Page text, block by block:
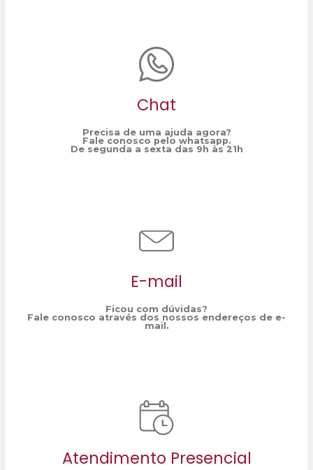
Chat
Precisa de uma ajuda agora?
Fale conosco pelo whatsapp.
De segunda a sexta das 9h às 21h
E-mail
Ficou com dúvidas?
Fale conosco através dos nossos endereços de e-
mail.
Atendimento Presencial